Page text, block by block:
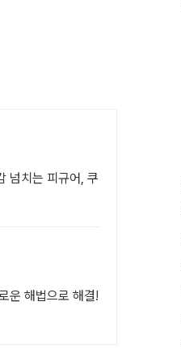
넘치는 피규어, 쿠
운 해법으로 해결!